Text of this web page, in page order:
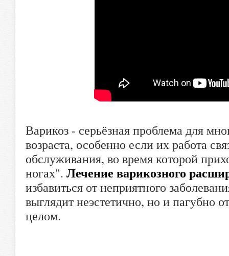
Варикоз - серьёзная проблема для
возраста, особенно если их работа
обслуживания, во время которой
ногах". Лечение варикозного
избавиться от неприятного
выглядит неэстетично, но и пагубно
целом.